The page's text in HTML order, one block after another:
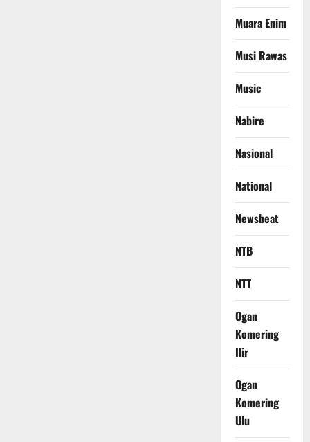
Muara Enim
Musi Rawas
Music
Nabire
Nasional
National
Newsbeat
NTB
NTT
Ogan
Komering
Ilir
Ogan
Komering
Ulu